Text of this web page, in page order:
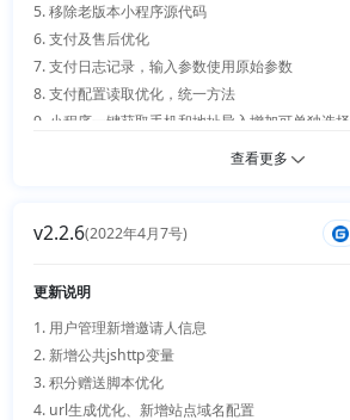
5. 移除老版本小程序源代码
6. 支付及售后优化
7. 支付日志记录，输入参数使用原始参数
8. 支付配置读取优化，统一方法
9. 小程序一键获取手机和地址导入增加可单独选择
13. uniapp主题细节优化+bug修复
15. 主题切换插件支持参数自动识别
17. 地区数据库更新
查看更多
v2.2.6(2022年4月7号)
更新说明
1. 用户管理新增邀请人信息
2. 新增公共jshttp变量
3. 积分赠送脚本优化
4. url生成优化、新增站点域名配置